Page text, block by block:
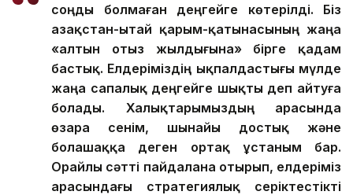
соңды болмаған деңгейге көтерілді. Біз
Қазақстан-Қытай қарым-қатынасының жаңа
«алтын отыз жылдығына» бірге қадам
бастық. Елдеріміздің ықпалдастығы мүлде
жаңа сапалық деңгейге шықты деп айтуға
болады. Халықтарымыздың арасында
өзара сенім, шынайы достық және
болашаққа деген ортақ ұстаным бар.
Орайлы сәтті пайдалана отырып, елдеріміз
арасындағы стратегиялық серіктестікті